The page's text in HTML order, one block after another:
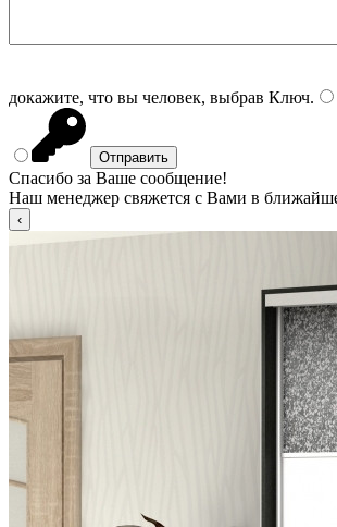
докажите, что вы человек, выбрав Ключ.
Спасибо за Ваше сообщение!
Наш менеджер свяжется с Вами в